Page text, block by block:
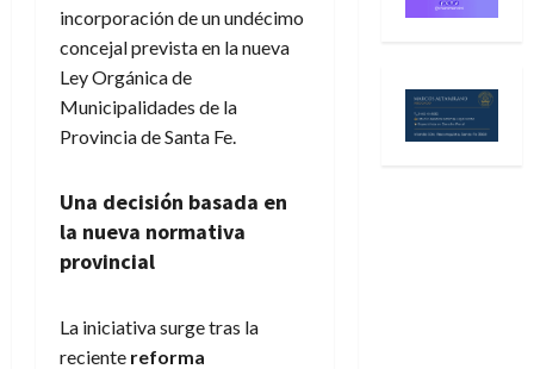
incorporación de un undécimo
concejal prevista en la nueva
Ley Orgánica de
Municipalidades de la
Provincia de Santa Fe.
Una decisión basada en
la nueva normativa
provincial
La iniciativa surge tras la
reciente reforma